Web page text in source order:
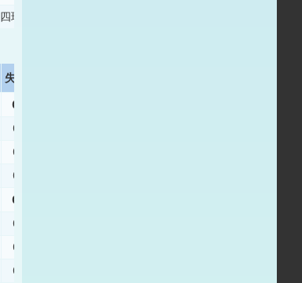
四球
失策
0
0
0
0
0
0
0
0